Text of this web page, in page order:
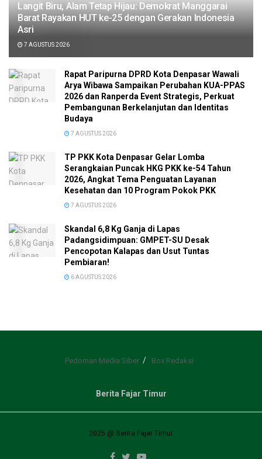
Langit Biru, Alam Tetap Hijau: Demokrat Manggarai
Barat Rayakan HUT ke-25 dengan Gerakan Indonesia
Asri
7 AGUSTUS 2026
Rapat Paripurna DPRD Kota Denpasar Wawali
Arya Wibawa Sampaikan Perubahan KUA-PPAS
2026 dan Ranperda Event Strategis, Perkuat
Pembangunan Berkelanjutan dan Identitas
Budaya
7 AGUSTUS 2026
TP PKK Kota Denpasar Gelar Lomba
Serangkaian Puncak HKG PKK ke-54 Tahun
2026, Angkat Tema Penguatan Layanan
Kesehatan dan 10 Program Pokok PKK
7 AGUSTUS 2026
Skandal 6,8 Kg Ganja di Lapas
Padangsidimpuan: GMPET-SU Desak
Pencopotan Kalapas dan Usut Tuntas
Pembiaran!
6 AGUSTUS 2026
Pedoman Media Siber Box Redaksi
Berita Fajar Timur
2025 @ Berita Fajar Timur